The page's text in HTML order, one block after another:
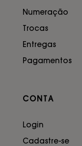
Numeração
Trocas
Entregas
Pagamentos
CONTA
Login
Cadastre-se